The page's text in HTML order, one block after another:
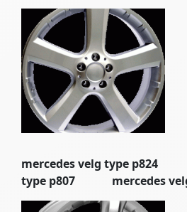
mercedes velg type p824
type p807 mercedes velg